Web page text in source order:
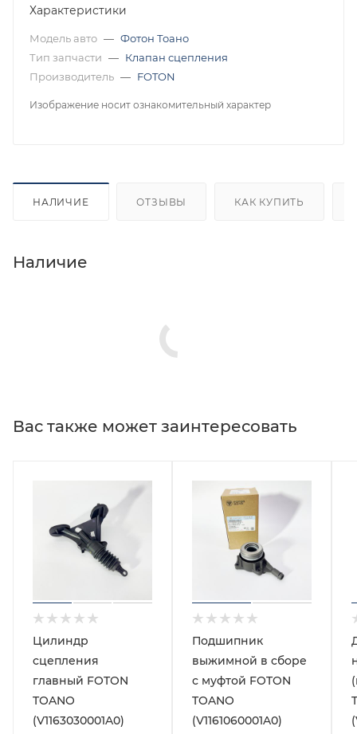
Характеристики
Модель авто — Фотон Тоано
Тип запчасти — Клапан сцепления
Производитель — FOTON
Изображение носит ознакомительный характер
НАЛИЧИЕ ОТЗЫВЫ КАК КУПИТЬ
Наличие
Вас также может заинтересовать
Цилиндр
сцепления
главный FOTON
TOANO
(V1163030001A0)
Подшипник
выжимной в сборе
с муфтой FOTON
TOANO
(V1161060001A0)